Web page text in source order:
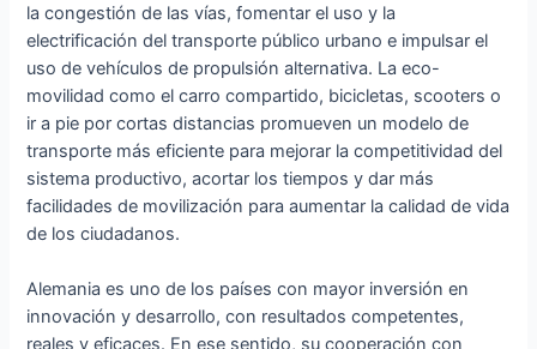
la congestión de las vías, fomentar el uso y la
electrificación del transporte público urbano e impulsar el
uso de vehículos de propulsión alternativa. La eco-
movilidad como el carro compartido, bicicletas, scooters o
ir a pie por cortas distancias promueven un modelo de
transporte más eficiente para mejorar la competitividad del
sistema productivo, acortar los tiempos y dar más
facilidades de movilización para aumentar la calidad de vida
de los ciudadanos.
Alemania es uno de los países con mayor inversión en
innovación y desarrollo, con resultados competentes,
reales y eficaces. En ese sentido, su cooperación con